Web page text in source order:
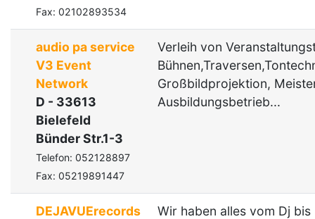
Fax: 02102893534
audio pa service
V3 Event
Network
D - 33613
Bielefeld
Bünder Str.1-3
Telefon: 052128897
Fax: 05219891447
Verleih von
Großbildprojektion,
Ausbildungsbetrieb...
DEJAVUErecords
Wir haben alles vom Dj